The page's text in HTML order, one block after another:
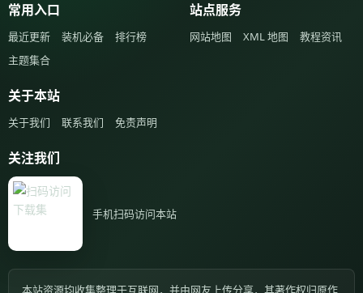
常用入口
最近更新 装机必备
排行榜
主题集合
站点服务
网站地图 XML 地图 教程资讯
关于本站
关于我们 联系我们 免责声明
关注我们
手机扫码访问本站
本站资源均收集整理于互联网，并由网友上传分享，其著作权归原作